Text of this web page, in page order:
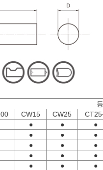
CW15 CW25
● ●
●
● ● ●
● ● ●
● ●
●
● ● ●